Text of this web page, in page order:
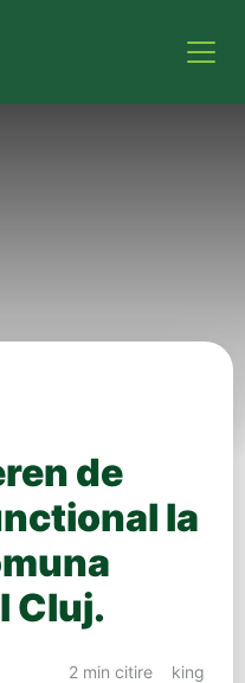
de
la
Cluj.
2 min citire king